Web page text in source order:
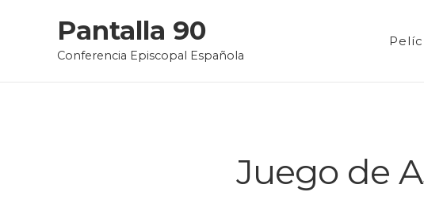
Pantalla 90
Conferencia Episcopal Española
Juego de